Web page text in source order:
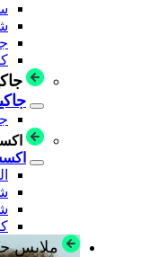
ملابس